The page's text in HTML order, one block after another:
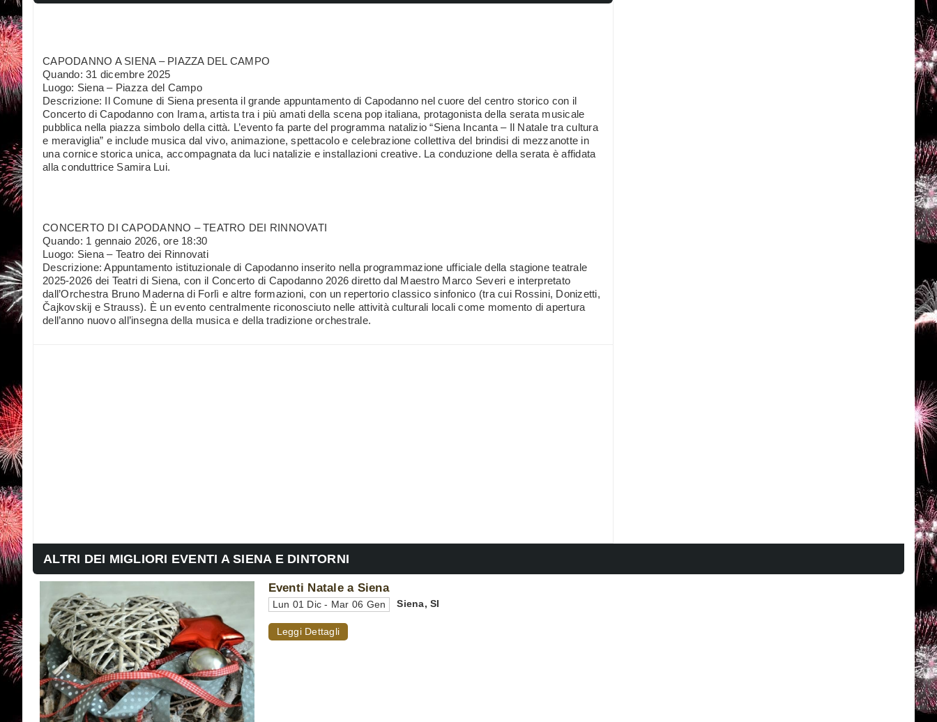
CAPODANNO A SIENA – PIAZZA DEL CAMPO
Quando: 31 dicembre 2025
Luogo: Siena – Piazza del Campo
Descrizione: Il Comune di Siena presenta il grande appuntamento di Capodanno nel cuore del centro storico con il
Concerto di Capodanno con Irama, artista tra i più amati della scena pop italiana, protagonista della serata musicale
pubblica nella piazza simbolo della città. L’evento fa parte del programma natalizio “Siena Incanta – Il Natale tra cultura
e meraviglia” e include musica dal vivo, animazione, spettacolo e celebrazione collettiva del brindisi di mezzanotte in
una cornice storica unica, accompagnata da luci natalizie e installazioni creative. La conduzione della serata è affidata
alla conduttrice Samira Lui.
CONCERTO DI CAPODANNO – TEATRO DEI RINNOVATI
Quando: 1 gennaio 2026, ore 18:30
Luogo: Siena – Teatro dei Rinnovati
Descrizione: Appuntamento istituzionale di Capodanno inserito nella programmazione ufficiale della stagione teatrale
2025-2026 dei Teatri di Siena, con il Concerto di Capodanno 2026 diretto dal Maestro Marco Severi e interpretato
dall’Orchestra Bruno Maderna di Forlì e altre formazioni, con un repertorio classico sinfonico (tra cui Rossini, Donizetti,
Čajkovskij e Strauss). È un evento centralmente riconosciuto nelle attività culturali locali come momento di apertura
dell’anno nuovo all’insegna della musica e della tradizione orchestrale.
ALTRI DEI MIGLIORI EVENTI A SIENA E DINTORNI
Eventi Natale a Siena
Lun 01 Dic - Mar 06 Gen Siena, SI
Leggi Dettagli